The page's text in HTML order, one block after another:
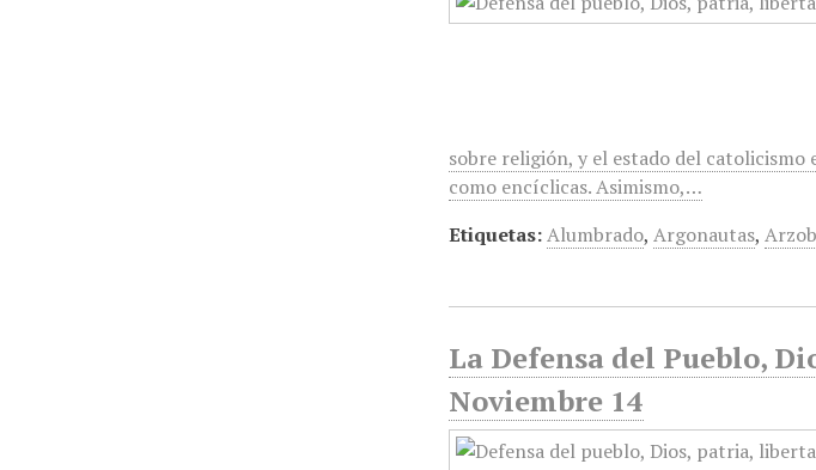
sobre religión, y el estado del catolicismo
como encíclicas. Asimismo,…
Etiquetas:Alumbrado,Argonautas,
La Defensa del Pueblo,
Noviembre 14